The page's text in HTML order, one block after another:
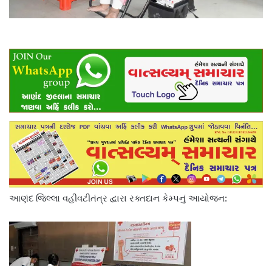
આણંદ જિલ્લા વહીવટીતંત્ર દ્વારા રક્તદાન કેમ્પનું આયોજન: